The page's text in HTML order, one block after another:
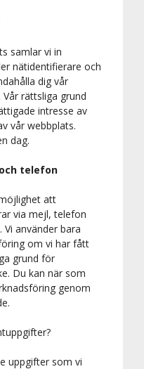
samlar vi in
nätidentifierare och
dig vår
rättsliga grund
intresse av
vår webbplats.
dag.
telefon
att
via mejl, telefon
använder bara
om vi har fått
grund för
Du kan när som
genom
uppgifter som vi